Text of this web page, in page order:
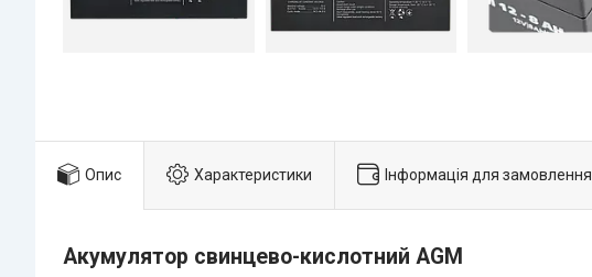
Опис Характеристики Інформація для замовлення
Акумулятор свинцево-кислотний AGM